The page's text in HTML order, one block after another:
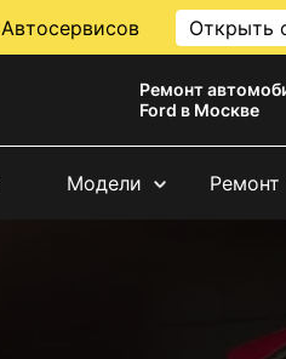
Автосервисов Открыть
Ремонт
Ford в Москве
Модели Ремонт